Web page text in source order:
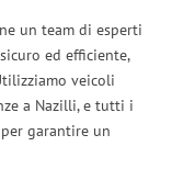
un team di esperti
ed efficiente,
veicoli
a Nazilli, e tutti i
garantire un